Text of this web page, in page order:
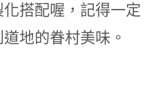
搭配喔，記得一定
地的眷村美味。